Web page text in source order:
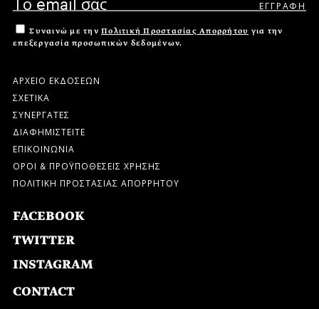
Συναινώ με την Πολιτική Προστασίας Απορρήτου για την
επεξεργασία προσωπικών δεδομένων.
ΑΡΧΕΙΟ ΕΚΔΟΣΕΩΝ
ΣΧΕΤΙΚΑ
ΣΥΝΕΡΓΑΤΕΣ
ΔΙΑΦΗΜΙΣΤΕΙΤΕ
ΕΠΙΚΟΙΝΩΝΙΑ
ΟΡΟΙ & ΠΡΟΫΠΟΘΕΣΕΙΣ ΧΡΗΣΗΣ
ΠΟΛΙΤΙΚΗ ΠΡΟΣΤΑΣΙΑΣ ΑΠΟΡΡΗΤΟΥ
FACEBOOK
TWITTER
INSTAGRAM
CONTACT